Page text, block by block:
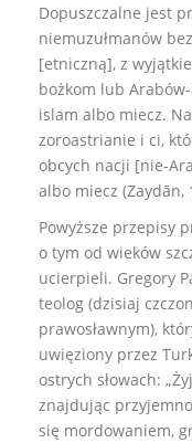
Dopuszczalne jest
niemuzułmanów
[etniczną], z
bożkom lub
islam albo miecz.
zoroastrianie i ci,
obcych nacji [nie-
albo miecz (Zaydān,
Powyższe przepisy
o tym od wieków
ucierpieli. Gregory
teolog (dzisiaj
prawosławnym),
uwięziony przez
ostrych słowach:
znajdując
się mordowaniem,